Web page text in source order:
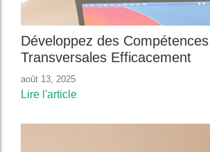
Développez des Compétences
Transversales Efficacement
août 13, 2025
Lire l'article